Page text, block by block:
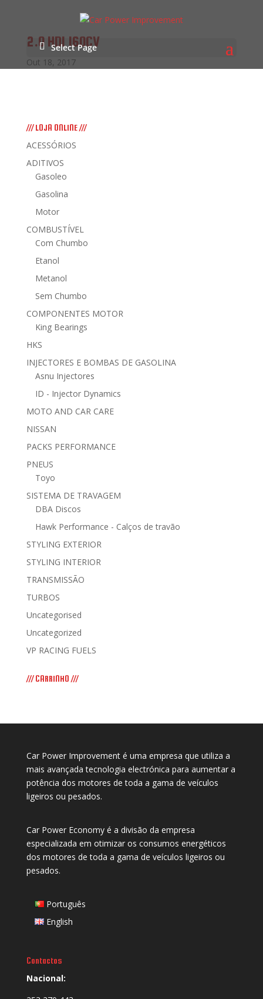
Select Page
2.0 HDI 160CV
Out 18, 2017
/// LOJA ONLINE ///
ACESSÓRIOS
ADITIVOS
Gasoleo
Gasolina
Motor
COMBUSTÍVEL
Com Chumbo
Etanol
Metanol
Sem Chumbo
COMPONENTES MOTOR
King Bearings
HKS
INJECTORES E BOMBAS DE GASOLINA
Asnu Injectores
ID - Injector Dynamics
MOTO AND CAR CARE
NISSAN
PACKS PERFORMANCE
PNEUS
Toyo
SISTEMA DE TRAVAGEM
DBA Discos
Hawk Performance - Calços de travão
STYLING EXTERIOR
STYLING INTERIOR
TRANSMISSÃO
TURBOS
Uncategorised
Uncategorized
VP RACING FUELS
/// CARRINHO ///
Car Power Improvement é uma empresa que utiliza a
mais avançada tecnologia electrónica para aumentar a
potência dos motores de toda a gama de veículos
ligeiros ou pesados.
Car Power Economy é a divisão da empresa
especializada em otimizar os consumos energéticos
dos motores de toda a gama de veículos ligeiros ou
pesados.
Português
English
Contactos
Nacional: